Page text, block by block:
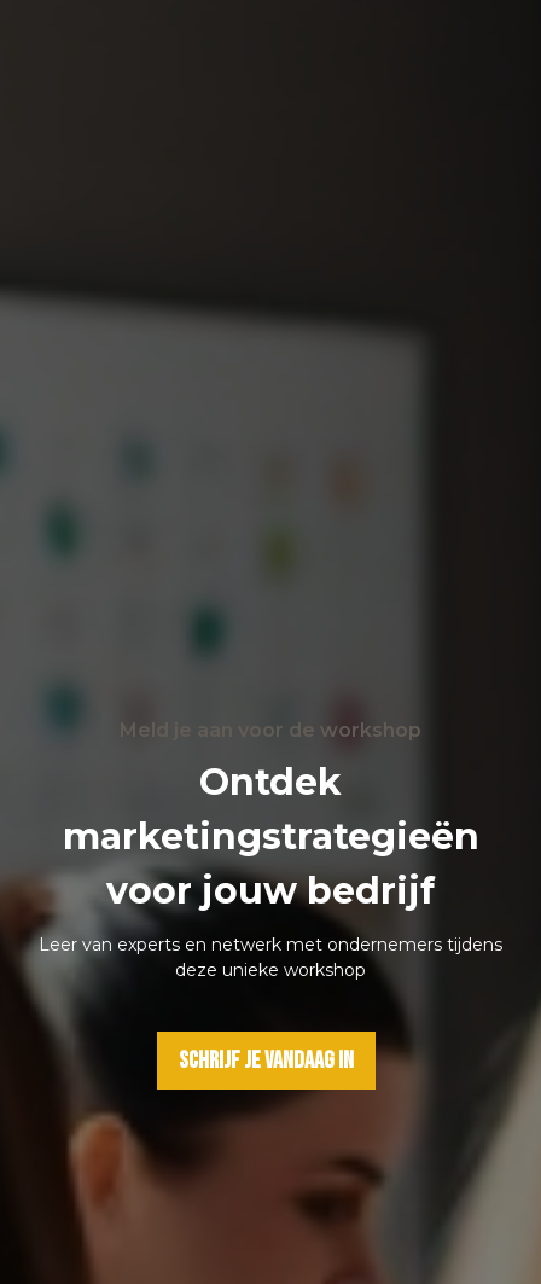
Meld je aan voor de workshop
Ontdek
marketingstrategieën
voor jouw bedrijf
Leer van experts en netwerk met ondernemers tijdens
deze unieke workshop
Schrijf je vandaag in